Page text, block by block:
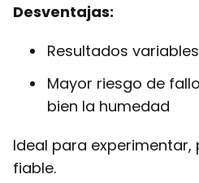
Desventajas:
Resultados variables
Mayor riesgo de
bien la humedad
Ideal para experimentar,
fiable.